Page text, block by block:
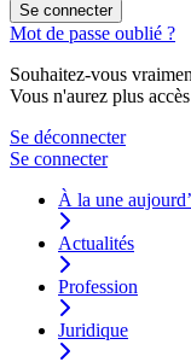
Se connecter
Mot de passe oublié ?
Souhaitez-vous
Vous n'aurez plus
Se déconnecter
Se connecter
À la une
Actualités
Profession
Juridique